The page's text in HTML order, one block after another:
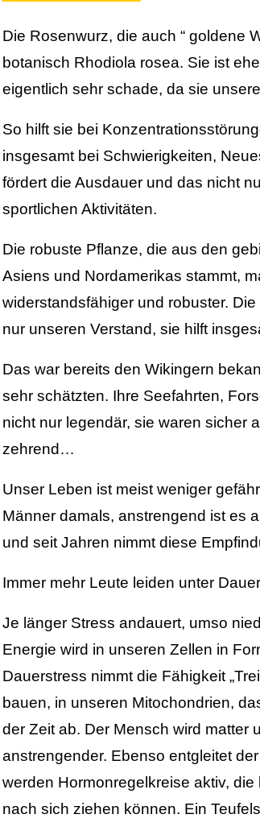
Die Rosenwurz, die auch “ goldene
botanisch Rhodiola rosea. Sie ist
eigentlich sehr schade, da sie
So hilft sie bei
insgesamt bei Schwierigkeiten,
fördert die Ausdauer und das nicht
sportlichen Aktivitäten.
Die robuste Pflanze, die aus den
Asiens und Nordamerikas stammt,
widerstandsfähiger und robuster. Die
nur unseren Verstand, sie hilft
Das war bereits den Wikingern
sehr schätzten. Ihre Seefahrten,
nicht nur legendär, sie waren sicher
zehrend…
Unser Leben ist meist weniger
Männer damals, anstrengend ist es
und seit Jahren nimmt diese
Immer mehr Leute leiden unter
Je länger Stress andauert, umso
Energie wird in unseren Zellen in
Dauerstress nimmt die Fähigkeit
bauen, in unseren Mitochondrien,
der Zeit ab. Der Mensch wird matter
anstrengender. Ebenso entgleitet
werden Hormonregelkreise aktiv,
nach sich ziehen können. Ein